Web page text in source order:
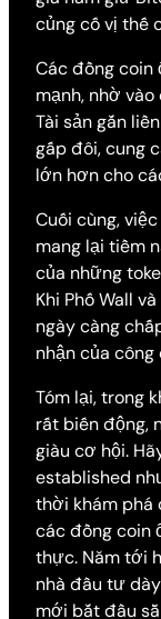
củng cố vị thế
Các đồng
mạnh, nhờ
Tài sản gắn
gấp đôi, cung
lớn hơn cho
Cuối cùng,
mang lại tiềm
của những
Khi Phố Wall
ngày càng
nhận của
Tóm lại, trong
rất biến động,
giàu cơ hội.
established
thời khám phá
các đồng coin
thực. Năm tới
nhà đầu tư
mới bắt đầu